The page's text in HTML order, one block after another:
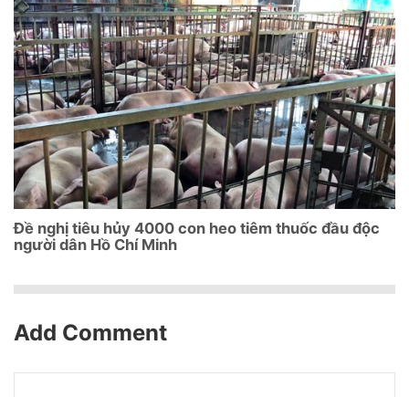
Đề nghị tiêu hủy 4000 con heo tiêm thuốc đầu độc
người dân Hồ Chí Minh
Add Comment